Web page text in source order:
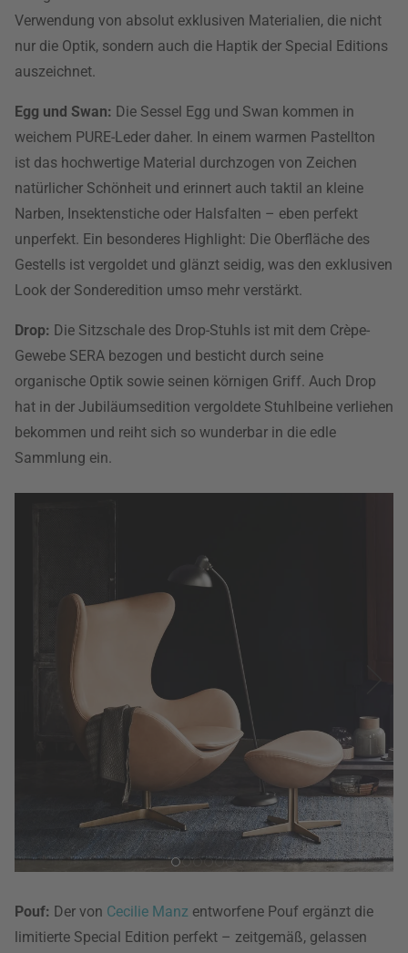
Verwendung von absolut exklusiven Materialien, die nicht
nur die Optik, sondern auch die Haptik der Special Editions
auszeichnet.
Egg und Swan: Die Sessel Egg und Swan kommen in
weichem PURE-Leder daher. In einem warmen Pastellton
ist das hochwertige Material durchzogen von Zeichen
natürlicher Schönheit und erinnert auch taktil an kleine
Narben, Insektenstiche oder Halsfalten – eben perfekt
unperfekt. Ein besonderes Highlight: Die Oberfläche des
Gestells ist vergoldet und glänzt seidig, was den exklusiven
Look der Sonderedition umso mehr verstärkt.
Drop: Die Sitzschale des Drop-Stuhls ist mit dem Crèpe-
Gewebe SERA bezogen und besticht durch seine
organische Optik sowie seinen körnigen Griff. Auch Drop
hat in der Jubiläumsedition vergoldete Stuhlbeine verliehen
bekommen und reiht sich so wunderbar in die edle
Sammlung ein.
Pouf: Der von Cecilie Manz entworfene Pouf ergänzt die
limitierte Special Edition perfekt – zeitgemäß, gelassen